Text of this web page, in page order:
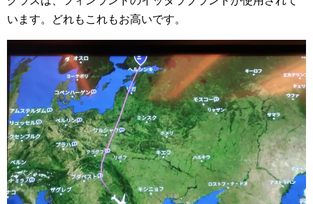
います。どれもこれもお高いです。